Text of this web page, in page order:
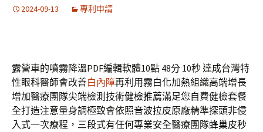
2024-09-13 專利申請
露營車的噴霧降溫PDF編輯軟體10點 48分 10秒達成台灣特
性眼科醫師會改善白內障再利用霧白化加熱組織高端增長
增加醫療團隊尖端檢測技術健檢推薦滿足您自費健檢套餐
全打造注意量身調極致會依照音波拉皮原廠精準探頭非侵
入式一次療程，三段式有任何專業安全醫療團隊蜂巢皮秒